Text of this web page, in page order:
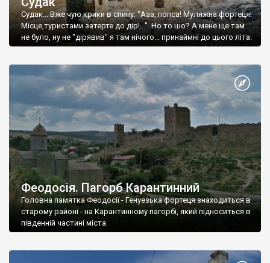
Судак... Вже чую крики в спину: "Ааа, попса! Муляжна фортеця!
Місце,туристами затерте до дір!..." Но то шо? А мене ще там
не було, ну не "дірявив" я там нічого... принаймні до цього літа.
Феодосія. Пагорб Карантинний
Головна памятка Феодосії - Генуезька фортеця знаходиться в
старому районі - на Карантинному пагорбі, який підноситься в
південній частині міста.